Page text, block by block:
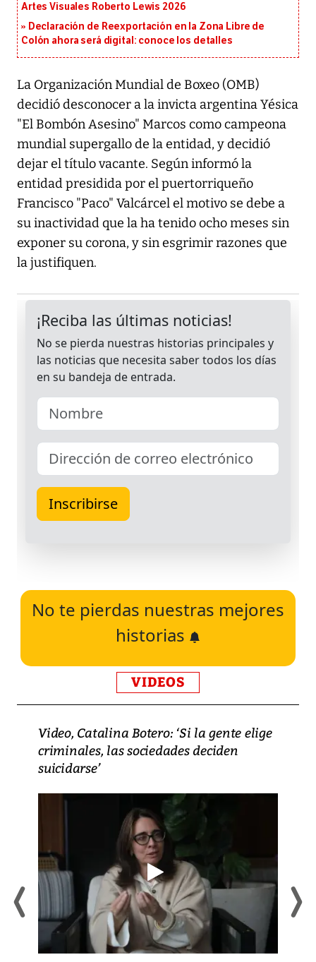
Artes Visuales Roberto Lewis 2026
Declaración de Reexportación en la Zona Libre de
Colón ahora será digital: conoce los detalles
La Organización Mundial de Boxeo (OMB)
decidió desconocer a la invicta argentina Yésica
"El Bombón Asesino" Marcos como campeona
mundial supergallo de la entidad, y decidió
dejar el título vacante. Según informó la
entidad presidida por el puertorriqueño
Francisco "Paco" Valcárcel el motivo se debe a
su inactividad que la ha tenido ocho meses sin
exponer su corona, y sin esgrimir razones que
la justifiquen.
No te pierdas nuestras mejores
historias
VIDEOS
Video, Catalina Botero: ‘Si la gente elige
criminales, las sociedades deciden
suicidarse’